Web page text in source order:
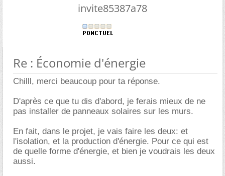
invite85387a78
Re : Économie d'énergie
Chilll, merci beaucoup pour ta réponse.
D'après ce que tu dis d'abord, je ferais mieux de ne
pas installer de panneaux solaires sur les murs.
En fait, dans le projet, je vais faire les deux: et
l'isolation, et la production d'énergie. Pour ce qui est
de quelle forme d'énergie, et bien je voudrais les deux
aussi.